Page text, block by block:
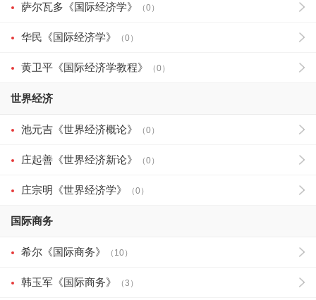
萨尔瓦多《国际经济学》 （0）
华民《国际经济学》 （0）
黄卫平《国际经济学教程》 （0）
世界经济
池元吉《世界经济概论》 （0）
庄起善《世界经济新论》 （0）
庄宗明《世界经济学》 （0）
国际商务
希尔《国际商务》 （10）
韩玉军《国际商务》 （3）